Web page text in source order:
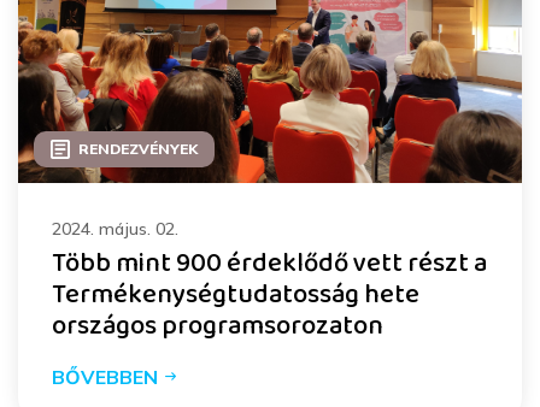
RENDEZVÉNYEK
2024. május. 02.
Több mint 900 érdeklődő vett részt a
Termékenységtudatosság hete
országos programsorozaton
BŐVEBBEN